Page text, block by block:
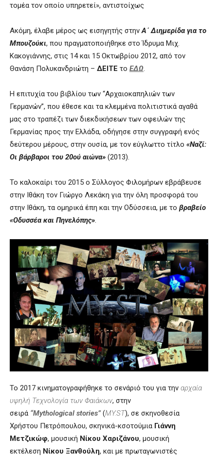
τομέα τον οποίο υπηρετεί», αντιστοίχως
Ακόμη, έλαβε μέρος ως εισηγητής στην Α΄ Διημερίδα για το
Μπουζούκι, που πραγματοποιήθηκε στο Ίδρυμα Μιχ.
Κακογιάννης, στις 14 και 15 Οκτωβρίου 2012, από τον
Θανάση Πολυκανδριώτη – ΔΕΙΤΕ το ΕΔΩ
Η επιτυχία του βιβλίου των “Αρχαιοκαπηλιών των
Γερμανών”, που έθεσε και τα κλεμμένα πολιτιστικά αγαθά
μας στο τραπέζι των διεκδικήσεων των οφειλών της
Γερμανίας προς την Ελλάδα, οδήγησε στην συγγραφή ενός
δεύτερου μέρους, στην ουσία, με τον εύγλωττο τίτλο «Ναζί:
Οι βάρβαροι του 20ού αιώνα» (2013).
Το καλοκαίρι του 2015 ο Σύλλογος Φιλομήρων εβράβευσε
στην Ιθάκη τον Γιώργο Λεκάκη για την όλη προσφορά του
στην Ιθάκη, τα ομηρικά έπη και την Οδύσσεια, με το βραβείο
«Οδυσσέα και Πηνελόπης»
Το 2017 κινηματογραφήθηκε το σενάριό του για την αρχαία
υψηλή Τεχνολογία των Φαιάκων, στην
σειρά “Mythological stories”(MY.ST), σε σκηνοθεσία
Χρήστου Πετρόπουλου, σκηνικά-κσοτούμια Γιάννη
Μετζικώφ, μουσική Νίκου Χαριζάνου, μουσική
εκτέλεση Νίκου Ξανθούλη, και με πρωταγωνιστές